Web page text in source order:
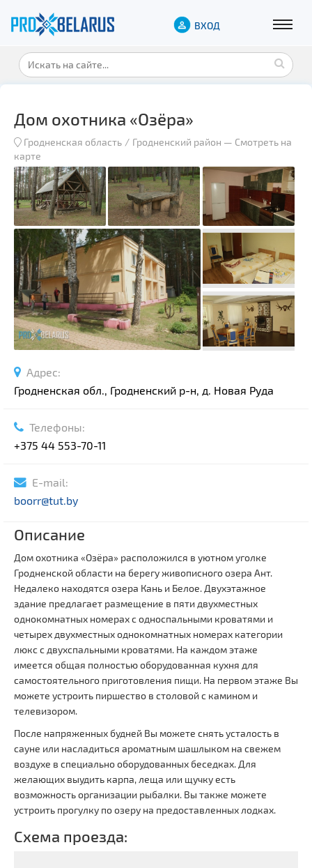
ВХОД
Дом охотника «Озёра»
Гродненская область Гродненский район — Смотреть на
карте
Адрес:
Гродненская обл., Гродненский р-н, д. Новая Руда
Телефоны:
+375 44 553-70-11
E-mail:
boorr@tut.by
Описание
Дом охотника «Озёра» расположился в уютном уголке
Гродненской области на берегу живописного озера Ант.
Недалеко находятся озера Кань и Белое. Двухэтажное
здание предлагает размещение в пяти двухместных
однокомнатных номерах с односпальными кроватями и
четырех двухместных однокомнатных номерах категории
люкс с двухспальными кроватями. На каждом этаже
имеется общая полностью оборудованная кухня для
самостоятельного приготовления пищи. На первом этаже Вы
можете устроить пиршество в столовой с камином и
телевизором.
После напряженных будней Вы можете снять усталость в
сауне или насладиться ароматным шашлыком на свежем
воздухе в специально оборудованных беседках. Для
желающих выудить карпа, леща или щучку есть
возможность организации рыбалки. Вы также можете
устроить прогулку по озеру на предоставленных лодках.
Схема проезда: